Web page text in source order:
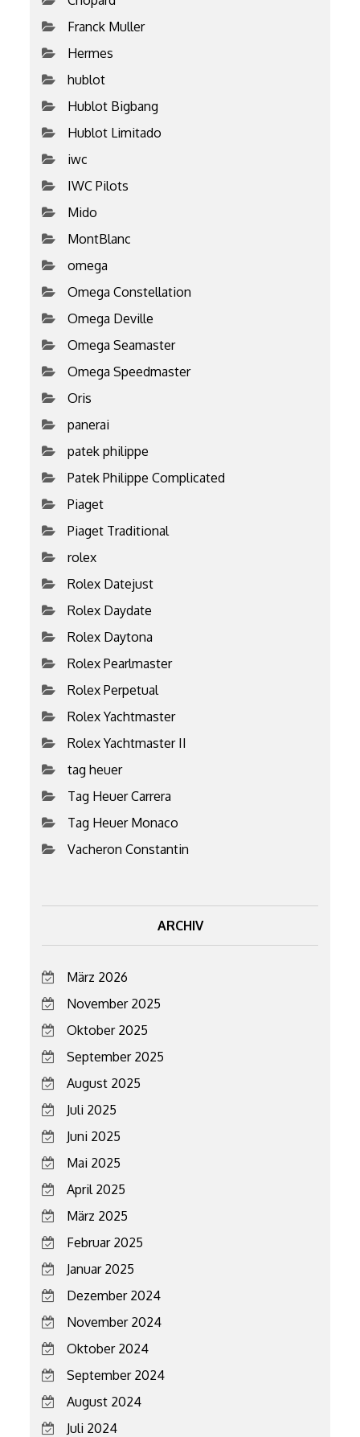
Franck Muller
Hermes
hublot
Hublot Bigbang
Hublot Limitado
iwc
IWC Pilots
Mido
MontBlanc
omega
Omega Constellation
Omega Deville
Omega Seamaster
Omega Speedmaster
Oris
panerai
patek philippe
Patek Philippe Complicated
Piaget
Piaget Traditional
rolex
Rolex Datejust
Rolex Daydate
Rolex Daytona
Rolex Pearlmaster
Rolex Perpetual
Rolex Yachtmaster
Rolex Yachtmaster II
tag heuer
Tag Heuer Carrera
Tag Heuer Monaco
Vacheron Constantin
ARCHIV
März 2026
November 2025
Oktober 2025
September 2025
August 2025
Juli 2025
Juni 2025
Mai 2025
April 2025
März 2025
Februar 2025
Januar 2025
Dezember 2024
November 2024
Oktober 2024
September 2024
August 2024
Juli 2024